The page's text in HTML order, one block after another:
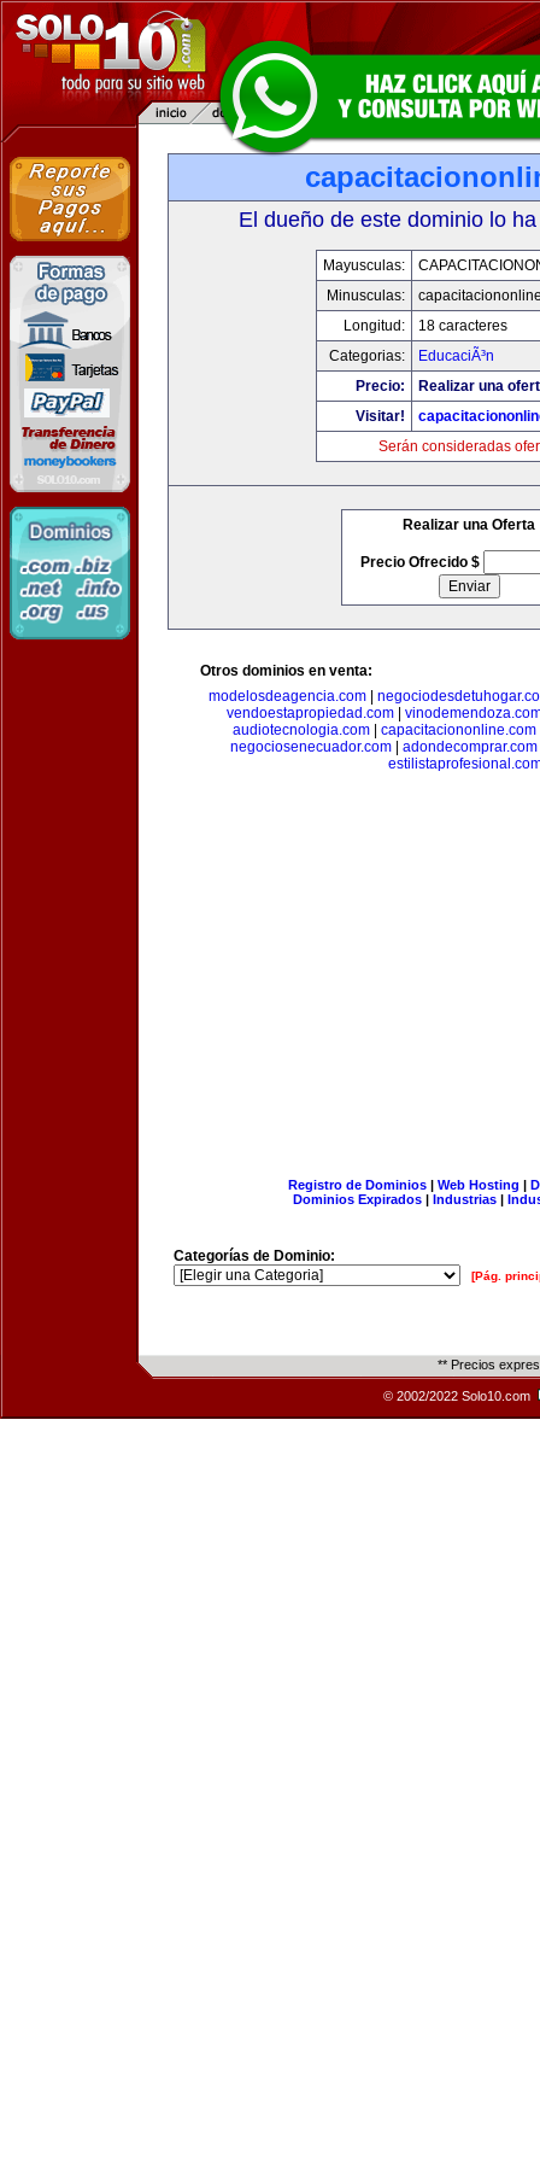
El dueño de este dominio lo
Mayusculas:
Minusculas:
Longitud:
18 caracteres
Categorias:
EducaciÃ³n
Precio:
Realizar una
Visitar!
Serán consideradas
Realizar una Oferta
Precio Ofrecido $
Otros dominios en venta:
modelosdeagencia.com
vendoestapropiedad.com|
audiotecnologia.com
capacitaciononline.com
negociosenecuador.com| adondecomprar.com
Registro de Dominios| Web Hosting |
Dominios Expirados | Industrias |
Categorías de Dominio:
[Pág.
** Precios
© 2002/2022 Solo10.com